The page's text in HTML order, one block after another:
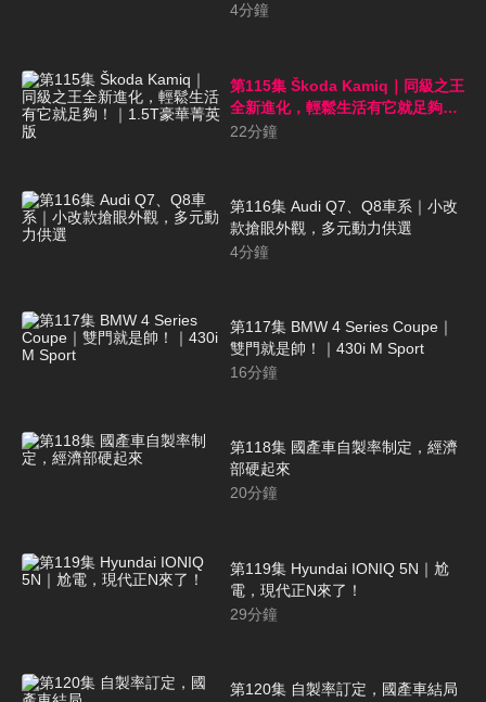
4分鐘
第115集 Škoda Kamiq｜同級之王
全新進化，輕鬆生活有它就足夠！
｜1.5T豪華菁英版
22分鐘
第116集 Audi Q7、Q8車系｜小改
款搶眼外觀，多元動力供選
4分鐘
第117集 BMW 4 Series Coupe｜
雙門就是帥！｜430i M Sport
16分鐘
第118集 國產車自製率制定，經濟
部硬起來
20分鐘
第119集 Hyundai IONIQ 5N｜尬
電，現代正N來了！
29分鐘
第120集 自製率訂定，國產車結局